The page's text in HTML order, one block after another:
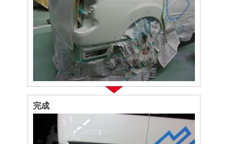
完成